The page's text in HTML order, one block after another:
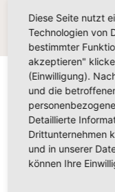
Hohe
Fon: +49 (0)2363
info@hohe-
Diese Seite nutzt
Technologien von
bestimmter
akzeptieren"
(Einwilligung).
und die
Detaillierte
Drittunternehmen
und in unserer
können Ihre